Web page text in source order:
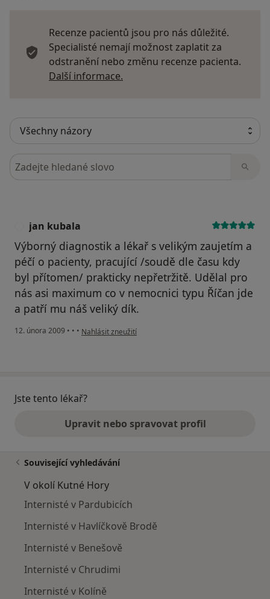
Recenze pacientů jsou pro nás důležité.
Specialisté nemají možnost zaplatit za
odstranění nebo změnu recenze pacienta.
Další informace.
Hledejte v názorech
jan kubala
Výborný diagnostik a lékař s velikým zaujetím a
péčí o pacienty, pracující /soudě dle času kdy
byl přítomen/ prakticky nepřetržitě. Udělal pro
nás asi maximum co v nemocnici typu Říčan jde
a patří mu náš veliký dík.
12. února 2009 • • • podle názoru uživatele jan kubala
Nahlásit zneužití
Jste tento lékař?
Upravit nebo spravovat profil
Související vyhledávání
V okolí Kutné Hory
Internisté v Pardubicích
Internisté v Havlíčkově Brodě
Internisté v Benešově
Internisté v Chrudimi
Internisté v Kolíně